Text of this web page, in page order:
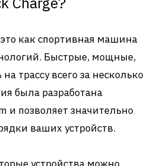
как спортивная машина
Быстрые, мощные,
трассу всего за несколько
была разработана
и позволяет значительно
ваших устройств.